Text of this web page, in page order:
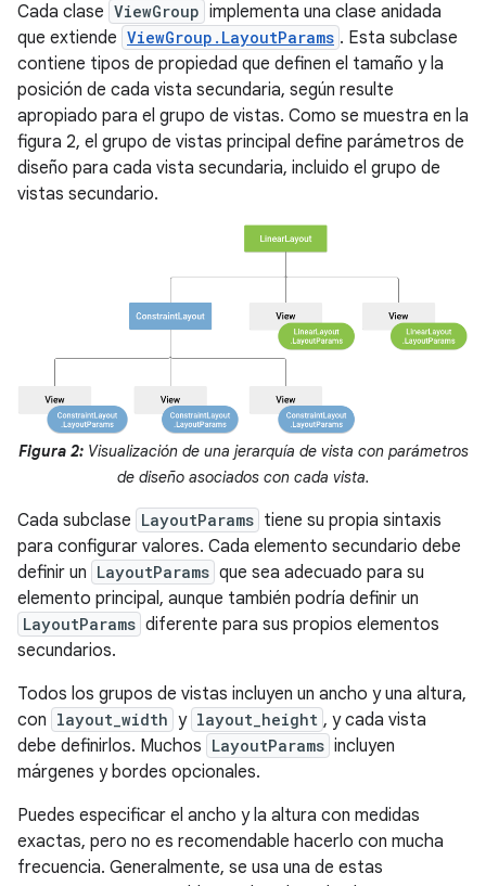
Cada clase ViewGroup implementa una clase anidada
que extiende ViewGroup.LayoutParams . Esta subclase
contiene tipos de propiedad que definen el tamaño y la
posición de cada vista secundaria, según resulte
apropiado para el grupo de vistas. Como se muestra en la
figura 2, el grupo de vistas principal define parámetros de
diseño para cada vista secundaria, incluido el grupo de
vistas secundario.
Figura 2:Visualización de una jerarquía de vista con parámetros
de diseño asociados con cada vista.
Cada subclase LayoutParams tiene su propia sintaxis
para configurar valores. Cada elemento secundario debe
definir un LayoutParams que sea adecuado para su
elemento principal, aunque también podría definir un
LayoutParams diferente para sus propios elementos
secundarios.
Todos los grupos de vistas incluyen un ancho y una altura,
con layout_width y layout_height , y cada vista
debe definirlos. Muchos LayoutParams incluyen
márgenes y bordes opcionales.
Puedes especificar el ancho y la altura con medidas
exactas, pero no es recomendable hacerlo con mucha
frecuencia. Generalmente, se usa una de estas